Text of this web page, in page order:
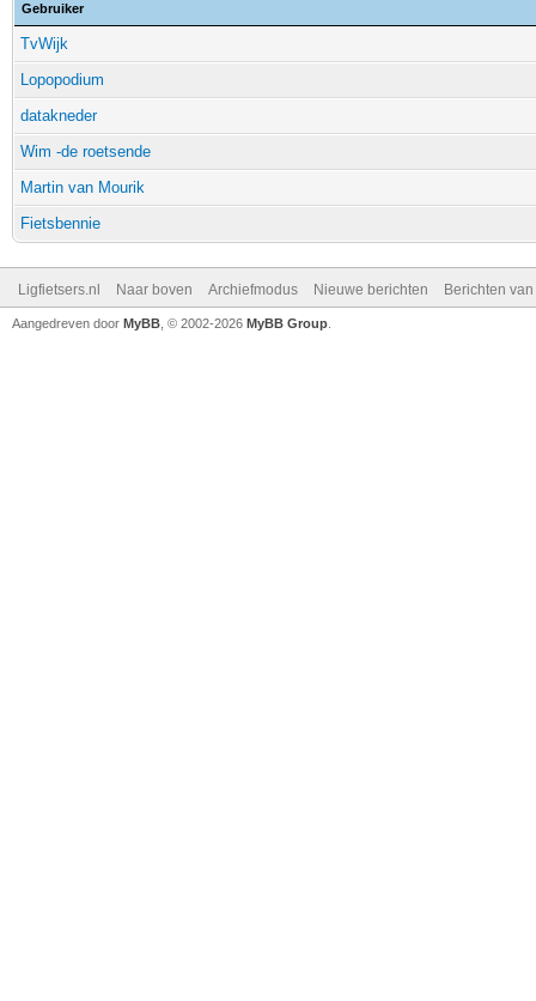
Gebruiker
TvWijk
Lopopodium
datakneder
Wim -de roetsende
Martin van Mourik
Fietsbennie
Ligfietsers.nl Naar boven Archiefmodus Nieuwe berichten Berichten
Aangedreven door MyBB , © 2002-2026 MyBB Group